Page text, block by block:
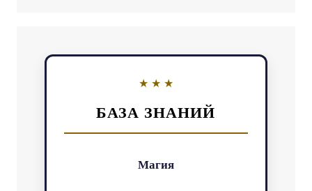
БАЗА ЗНАНИЙ
Магия